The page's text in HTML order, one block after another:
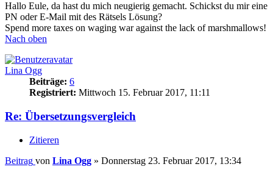
Hallo Eule, da hast du mich neugierig gemacht. Schickst du mir eine
PN oder E-Mail mit des Rätsels Lösung?
Spend more taxes on waging war against the lack of marshmallows!
Nach oben
Lina Ogg
Beiträge: 6
Registriert: Mittwoch 15. Februar 2017, 11:11
Re: Übersetzungsvergleich
Zitieren
Beitrag von Lina Ogg » Donnerstag 23. Februar 2017, 13:34